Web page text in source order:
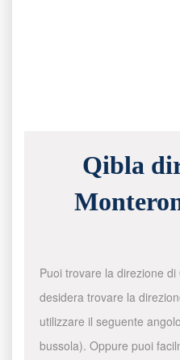
Qibla
Puoi trovare la direzione
desidera trovare la
utilizzare il seguente
bussola). Oppure puoi